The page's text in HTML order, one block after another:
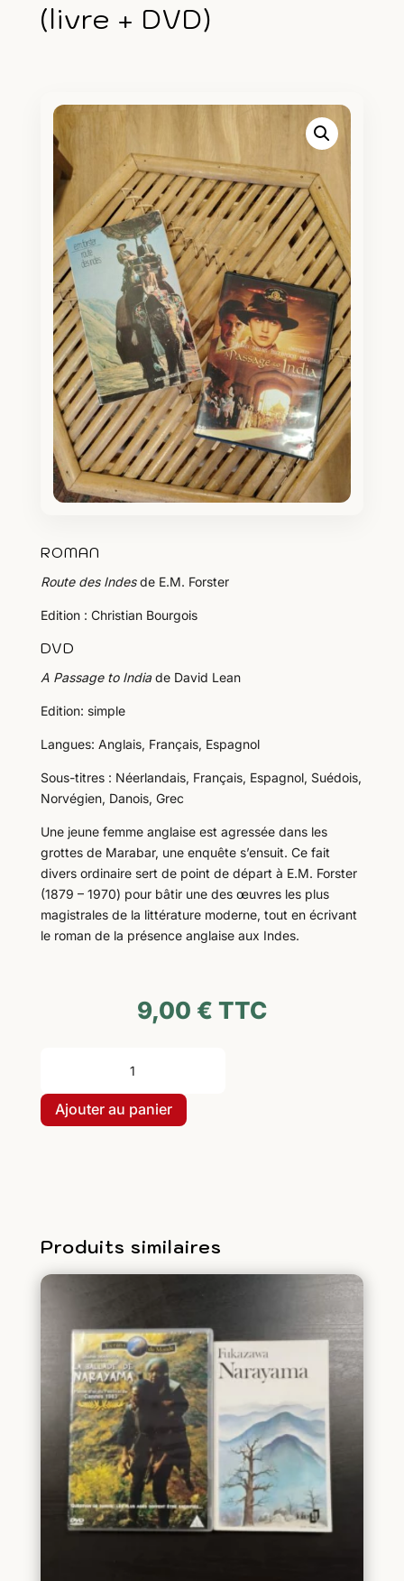
(livre + DVD)
ROMAN
Route des Indesde E.M. Forster
Edition : Christian Bourgois
DVD
A Passage to Indiade David Lean
Edition: simple
Langues: Anglais, Français, Espagnol
Sous-titres : Néerlandais, Français, Espagnol, Suédois,
Norvégien, Danois, Grec
Une jeune femme anglaise est agressée dans les
grottes de Marabar, une enquête s’ensuit. Ce fait
divers ordinaire sert de point de départ à E.M. Forster
(1879 – 1970) pour bâtir une des œuvres les plus
magistrales de la littérature moderne, tout en écrivant
le roman de la présence anglaise aux Indes.
9,00 € TTC
PACK
Route
Ajouter au panier
Produits similaires